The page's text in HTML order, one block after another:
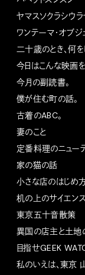
ヤマスソクラシウ
ワンテーマ・オブジ
二十歳のとき、何
今日はこんな映画
今月の副読書。
僕が住む町の話。
古着のABC。
妻のこと
定番料理のニュー
家の猫の話
小さな店のはじめ方
机の上のサイエンス
東京五十音散策
異国の店主と土地
目指せGEEK
私のいえは、東京